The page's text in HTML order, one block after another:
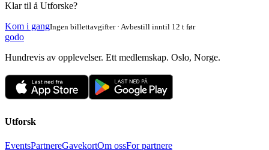
Klar til å Utforske?
Kom i gangIngen billettavgifter · Avbestill inntil 12 t før
godo
Hundrevis av opplevelser. Ett medlemskap. Oslo, Norge.
Utforsk
EventsPartnereGavekortOm ossFor partnere